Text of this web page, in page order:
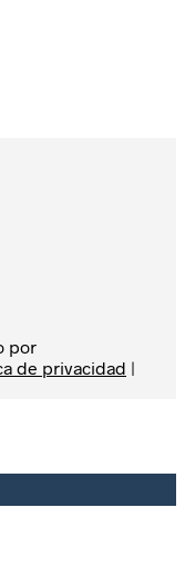
por
de privacidad |